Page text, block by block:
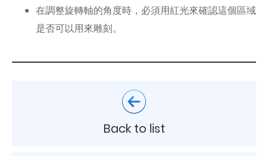
在調整旋轉軸的角度時，必須用紅光來確認這個區域
是否可以用來雕刻。
Back to list